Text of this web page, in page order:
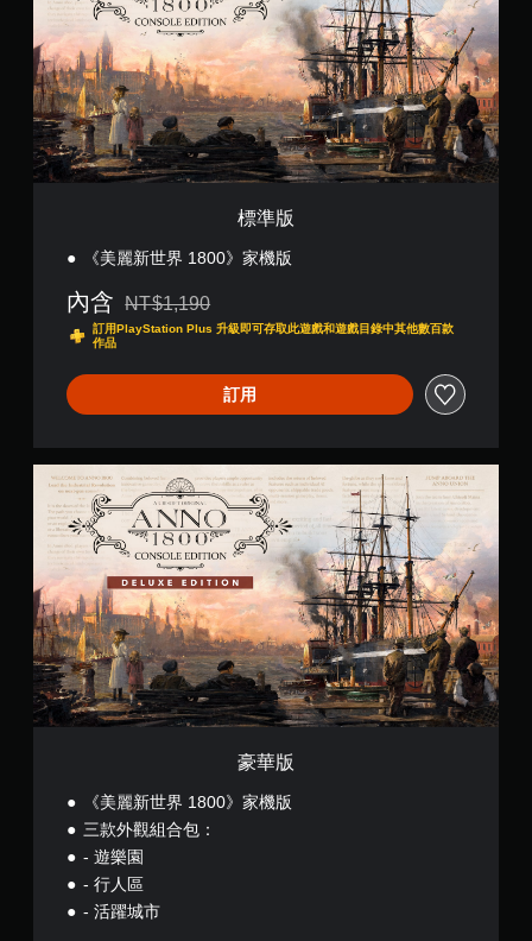
標準版
《美麗新世界 1800》家機版
內含 折扣前原價為NT$1,190
NT$1,190
訂用PlayStation Plus 升級即可存取此遊戲和遊戲目錄中其他數百款
作品
訂用
版
豪華版
《美麗新世界 1800》家機版
三款外觀組合包：
- 遊樂園
- 行人區
- 活躍城市